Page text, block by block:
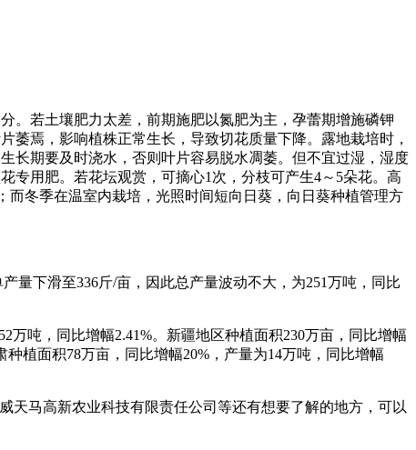
。若土壤肥力太差，前期施肥以氮肥为主，孕蕾期增施磷钾
焉，影响植株正常生长，导致切花质量下降。露地栽培时，
长期要及时浇水，否则叶片容易脱水凋萎。但不宜过湿，湿度
专用肥。若花坛观赏，可摘心1次，分枝可产生4～5朵花。高
而冬季在温室内栽培，光照时间短向日葵，向日葵种植管理方
量下滑至336斤/亩，因此总产量波动不大，为251万吨，同比
吨，同比增幅2.41%。新疆地区种植面积230万亩，同比增幅
植面积78万亩，同比增幅20%，产量为14万吨，同比增幅
天马高新农业科技有限责任公司等还有想要了解的地方，可以